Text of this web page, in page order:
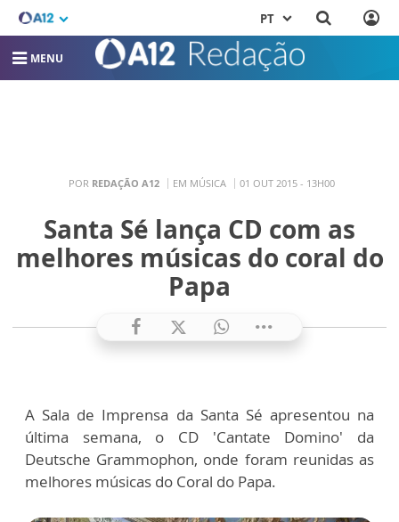
PT
MENU
POR REDAÇÃO A12 EM MÚSICA 01 OUT 2015 - 13H00
Santa Sé lança CD com as
melhores músicas do coral do
Papa
A Sala de Imprensa da Santa Sé apresentou na
última semana, o CD 'Cantate Domino' da
Deutsche Grammophon, onde foram reunidas as
melhores músicas do Coral do Papa.